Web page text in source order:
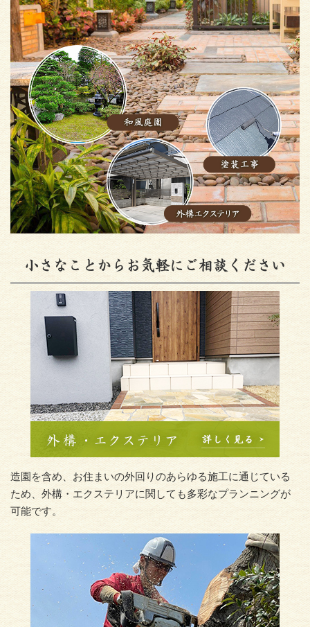
小さなことからお気軽にご相談ください
造園を含め、お住まいの外回りのあらゆる施工に通じている
ため、外構・エクステリアに関しても多彩なプランニングが
可能です。